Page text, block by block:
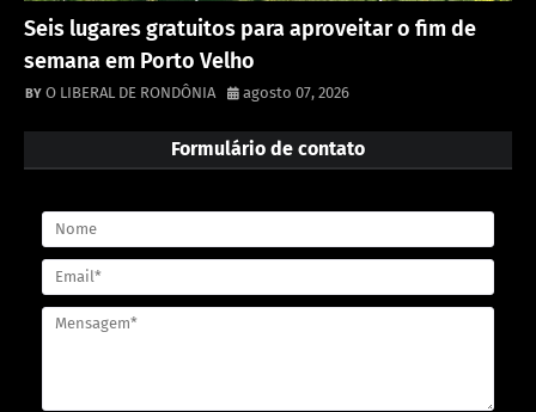
Seis lugares gratuitos para aproveitar o fim de
semana em Porto Velho
O LIBERAL DE RONDÔNIA agosto 07, 2026
Formulário de contato